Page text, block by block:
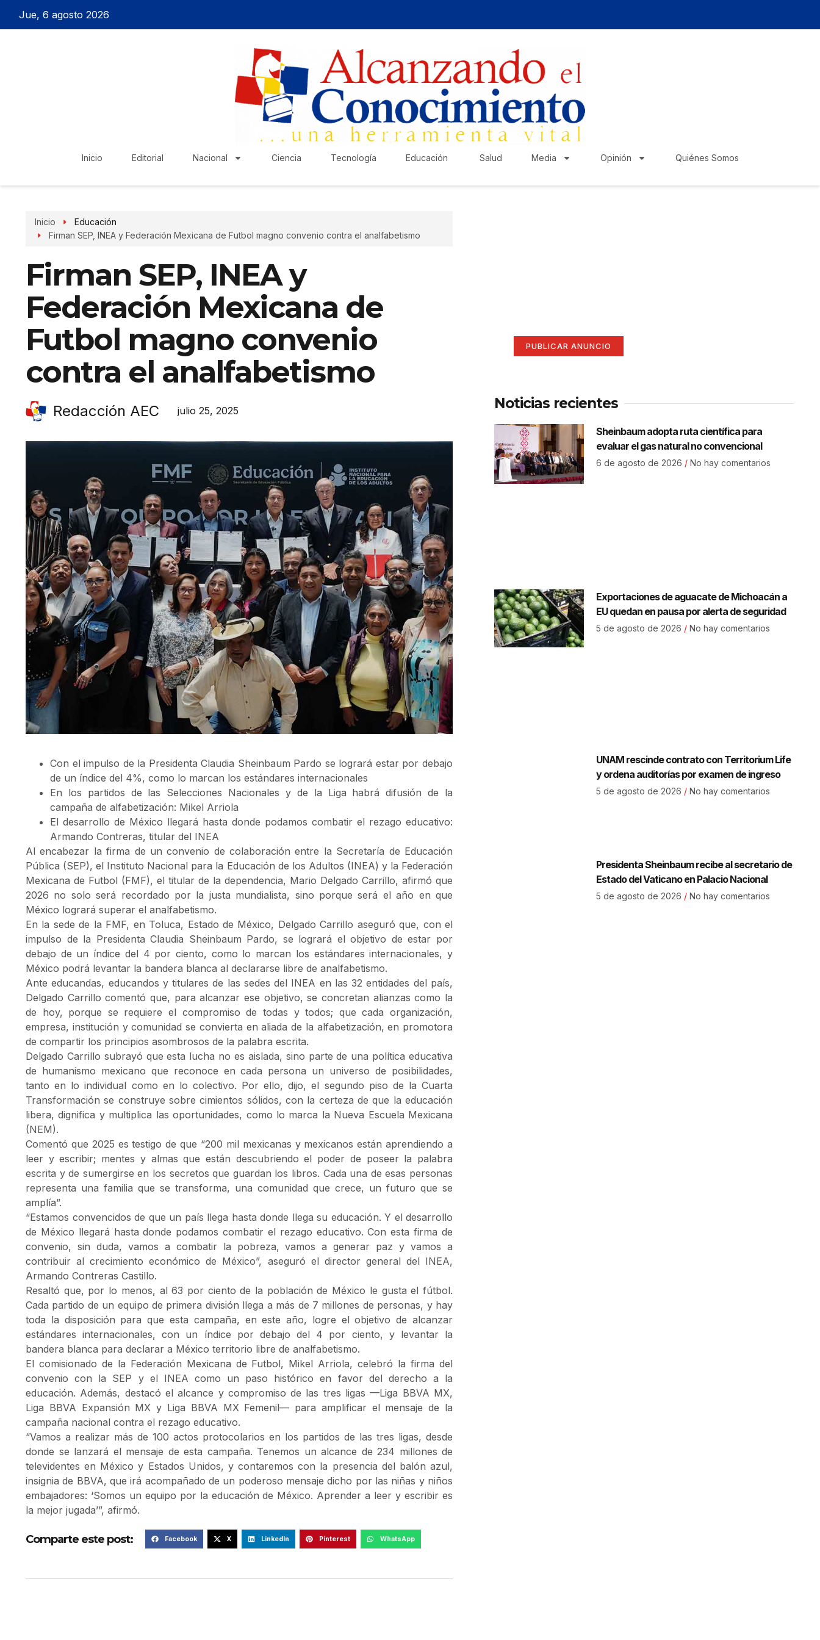
Jue, 6 agosto 2026
Inicio Editorial Nacional Ciencia Tecnología Educación Salud Media Opinión Quiénes Somos
Inicio
Educación
Firman SEP, INEA y Federación Mexicana de Futbol magno convenio contra el analfabetismo
Firman SEP, INEA y
Federación Mexicana de
Futbol magno convenio
contra el analfabetismo
Redacción AEC julio 25, 2025
Con el impulso de la Presidenta Claudia Sheinbaum Pardo se logrará estar por debajo
de un índice del 4%, como lo marcan los estándares internacionales
En los partidos de las Selecciones Nacionales y de la Liga habrá difusión de la
campaña de alfabetización: Mikel Arriola
El desarrollo de México llegará hasta donde podamos combatir el rezago educativo:
Armando Contreras, titular del INEA
Al encabezar la firma de un convenio de colaboración entre la Secretaría de Educación
Pública (SEP), el Instituto Nacional para la Educación de los Adultos (INEA) y la Federación
Mexicana de Futbol (FMF), el titular de la dependencia, Mario Delgado Carrillo, afirmó que
2026 no solo será recordado por la justa mundialista, sino porque será el año en que
México logrará superar el analfabetismo.
En la sede de la FMF, en Toluca, Estado de México, Delgado Carrillo aseguró que, con el
impulso de la Presidenta Claudia Sheinbaum Pardo, se logrará el objetivo de estar por
debajo de un índice del 4 por ciento, como lo marcan los estándares internacionales, y
México podrá levantar la bandera blanca al declararse libre de analfabetismo.
Ante educandas, educandos y titulares de las sedes del INEA en las 32 entidades del país,
Delgado Carrillo comentó que, para alcanzar ese objetivo, se concretan alianzas como la
de hoy, porque se requiere el compromiso de todas y todos; que cada organización,
empresa, institución y comunidad se convierta en aliada de la alfabetización, en promotora
de compartir los principios asombrosos de la palabra escrita.
Delgado Carrillo subrayó que esta lucha no es aislada, sino parte de una política educativa
de humanismo mexicano que reconoce en cada persona un universo de posibilidades,
tanto en lo individual como en lo colectivo. Por ello, dijo, el segundo piso de la Cuarta
Transformación se construye sobre cimientos sólidos, con la certeza de que la educación
libera, dignifica y multiplica las oportunidades, como lo marca la Nueva Escuela Mexicana
(NEM).
Comentó que 2025 es testigo de que “200 mil mexicanas y mexicanos están aprendiendo a
leer y escribir; mentes y almas que están descubriendo el poder de poseer la palabra
escrita y de sumergirse en los secretos que guardan los libros. Cada una de esas personas
representa una familia que se transforma, una comunidad que crece, un futuro que se
amplía”.
“Estamos convencidos de que un país llega hasta donde llega su educación. Y el desarrollo
de México llegará hasta donde podamos combatir el rezago educativo. Con esta firma de
convenio, sin duda, vamos a combatir la pobreza, vamos a generar paz y vamos a
contribuir al crecimiento económico de México”, aseguró el director general del INEA,
Armando Contreras Castillo.
Resaltó que, por lo menos, al 63 por ciento de la población de México le gusta el fútbol.
Cada partido de un equipo de primera división llega a más de 7 millones de personas, y hay
toda la disposición para que esta campaña, en este año, logre el objetivo de alcanzar
estándares internacionales, con un índice por debajo del 4 por ciento, y levantar la
bandera blanca para declarar a México territorio libre de analfabetismo.
El comisionado de la Federación Mexicana de Futbol, Mikel Arriola, celebró la firma del
convenio con la SEP y el INEA como un paso histórico en favor del derecho a la
educación. Además, destacó el alcance y compromiso de las tres ligas —Liga BBVA MX,
Liga BBVA Expansión MX y Liga BBVA MX Femenil— para amplificar el mensaje de la
campaña nacional contra el rezago educativo.
“Vamos a realizar más de 100 actos protocolarios en los partidos de las tres ligas, desde
donde se lanzará el mensaje de esta campaña. Tenemos un alcance de 234 millones de
televidentes en México y Estados Unidos, y contaremos con la presencia del balón azul,
insignia de BBVA, que irá acompañado de un poderoso mensaje dicho por las niñas y niños
embajadores: ‘Somos un equipo por la educación de México. Aprender a leer y escribir es
la mejor jugada’”, afirmó.
Comparte este post: Facebook X LinkedIn Pinterest WhatsApp
PUBLICAR ANUNCIO
Noticias recientes
Sheinbaum adopta ruta científica para
evaluar el gas natural no convencional
6 de agosto de 2026 No hay comentarios
Exportaciones de aguacate de Michoacán a
EU quedan en pausa por alerta de seguridad
5 de agosto de 2026 No hay comentarios
UNAM rescinde contrato con Territorium Life
y ordena auditorías por examen de ingreso
5 de agosto de 2026 No hay comentarios
Presidenta Sheinbaum recibe al secretario de
Estado del Vaticano en Palacio Nacional
5 de agosto de 2026 No hay comentarios